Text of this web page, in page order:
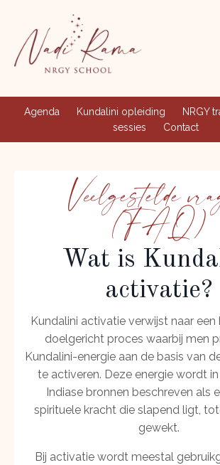
Agenda Kundalini opleiding NRGY
sessies
Contact
Veelgestelde
(FAQ)
Wat is
activatie?
Kundalini activatie verwijst naar
doelgericht proces waarbij men
Kundalini-energie aan de basis van
te activeren. Deze energie wordt
Indiase bronnen beschreven als
spirituele kracht die slapend ligt,
gewekt.
Bij activatie wordt meestal